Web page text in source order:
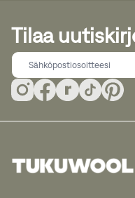
Tilaa